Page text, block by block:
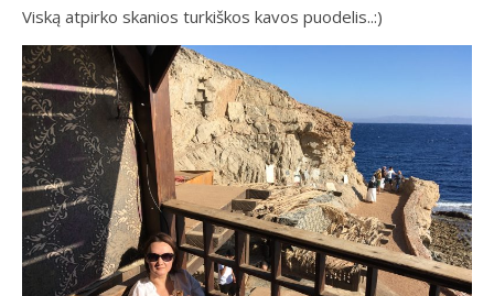
Viską atpirko skanios turkiškos kavos puodelis..:)